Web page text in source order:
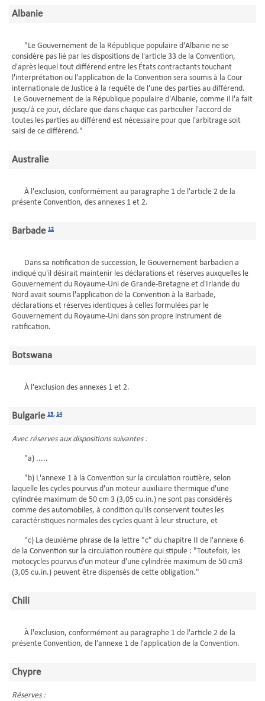
Albanie
"Le Gouvernement de la République populaire d'Albanie ne se
considère pas lié par les dispositions de l'article 33 de la Convention,
d'après lequel tout différend entre les États contractants touchant
l'interprétation ou l'application de la Convention sera soumis à la Cour
internationale de Justice à la requête de l'une des parties au différend.
Le Gouvernement de la République populaire d'Albanie, comme il l'a fait
jusqu'à ce jour, déclare que dans chaque cas particulier l'accord de
toutes les parties au différend est nécessaire pour que l'arbitrage soit
saisi de ce différend."
Australie
À l'exclusion, conformément au paragraphe 1 de l'article 2 de la
présente Convention, des annexes 1 et 2.
Barbade 12
Dans sa notification de succession, le Gouvernement barbadien a
indiqué qu'il désirait maintenir les déclarations et réserves auxquelles le
Gouvernement du Royaume-Uni de Grande-Bretagne et d'Irlande du
Nord avait soumis l'application de la Convention à la Barbade,
déclarations et réserves identiques à celles formulées par le
Gouvernement du Royaume-Uni dans son propre instrument de
ratification.
Botswana
À l'exclusion des annexes 1 et 2.
Bulgarie 13,14
Avec réserves aux dispositions suivantes :
"a) .....
"b) L'annexe 1 à la Convention sur la circulation routière, selon
laquelle les cycles pourvus d'un moteur auxiliaire thermique d'une
cylindrée maximum de 50 cm 3 (3,05 cu.in.) ne sont pas considérés
comme des automobiles, à condition qu'ils conservent toutes les
caractéristiques normales des cycles quant à leur structure, et
"c) La deuxième phrase de la lettre "c" du chapitre II de l'annexe 6
de la Convention sur la circulation routière qui stipule : "Toutefois, les
motocycles pourvus d'un moteur d'une cylindrée maximum de 50 cm3
(3,05 cu.in.) peuvent être dispensés de cette obligation."
Chili
À l'exclusion, conformément au paragraphe 1 de l'article 2 de la
présente Convention, de l'annexe 1 de l'application de la Convention.
Chypre
Réserves :